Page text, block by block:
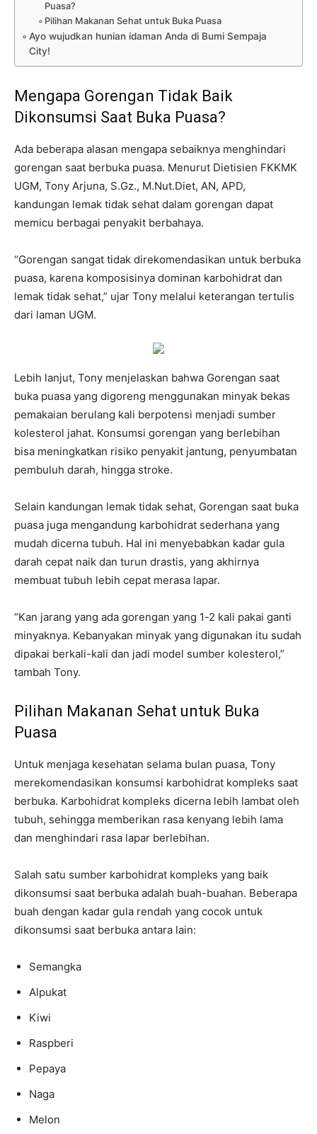
Puasa?
Pilihan Makanan Sehat untuk Buka Puasa
Ayo wujudkan hunian idaman Anda di Bumi Sempaja
City!
Mengapa Gorengan Tidak Baik
Dikonsumsi Saat Buka Puasa?
Ada beberapa alasan mengapa sebaiknya menghindari
gorengan saat berbuka puasa. Menurut Dietisien FKKMK
UGM, Tony Arjuna, S.Gz., M.Nut.Diet, AN, APD,
kandungan lemak tidak sehat dalam gorengan dapat
memicu berbagai penyakit berbahaya.
“Gorengan sangat tidak direkomendasikan untuk berbuka
puasa, karena komposisinya dominan karbohidrat dan
lemak tidak sehat,” ujar Tony melalui keterangan tertulis
dari laman UGM.
Lebih lanjut, Tony menjelaskan bahwa Gorengan saat
buka puasa yang digoreng menggunakan minyak bekas
pemakaian berulang kali berpotensi menjadi sumber
kolesterol jahat. Konsumsi gorengan yang berlebihan
bisa meningkatkan risiko penyakit jantung, penyumbatan
pembuluh darah, hingga stroke.
Selain kandungan lemak tidak sehat, Gorengan saat buka
puasa juga mengandung karbohidrat sederhana yang
mudah dicerna tubuh. Hal ini menyebabkan kadar gula
darah cepat naik dan turun drastis, yang akhirnya
membuat tubuh lebih cepat merasa lapar.
“Kan jarang yang ada gorengan yang 1-2 kali pakai ganti
minyaknya. Kebanyakan minyak yang digunakan itu sudah
dipakai berkali-kali dan jadi model sumber kolesterol,”
tambah Tony.
Pilihan Makanan Sehat untuk Buka
Puasa
Untuk menjaga kesehatan selama bulan puasa, Tony
merekomendasikan konsumsi karbohidrat kompleks saat
berbuka. Karbohidrat kompleks dicerna lebih lambat oleh
tubuh, sehingga memberikan rasa kenyang lebih lama
dan menghindari rasa lapar berlebihan.
Salah satu sumber karbohidrat kompleks yang baik
dikonsumsi saat berbuka adalah buah-buahan. Beberapa
buah dengan kadar gula rendah yang cocok untuk
dikonsumsi saat berbuka antara lain:
Semangka
Alpukat
Kiwi
Raspberi
Pepaya
Naga
Melon